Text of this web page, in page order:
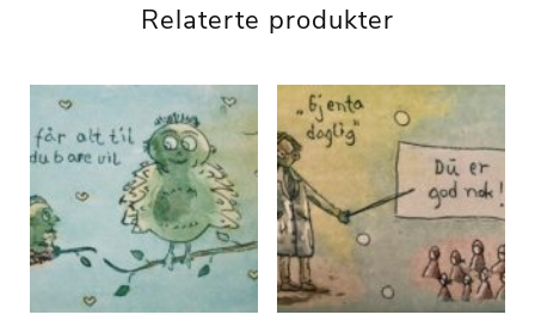
Relaterte produkter